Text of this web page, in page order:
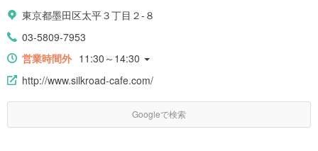
東京都墨田区太平３丁目２-８
03-5809-7953
営業時間外 11:30～14:30
http://www.silkroad-cafe.com/
Googleで検索